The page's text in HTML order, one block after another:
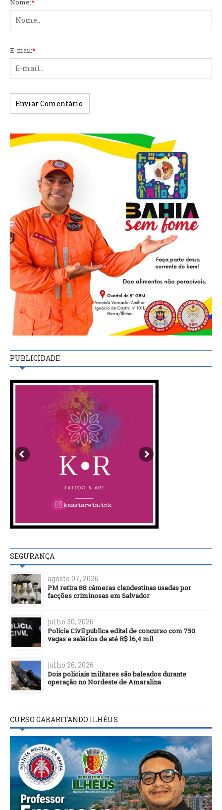
Nome:*
E-mail:*
PUBLICIDADE
SEGURANÇA
agosto 07, 2026
PM retira 88 câmeras clandestinas usadas por
facções criminosas em Salvador
julho 30, 2026
Polícia Civil publica edital de concurso com 750
vagas e salários de até R$ 16,4 mil
julho 26, 2026
Dois policiais militares são baleados durante
operação no Nordeste de Amaralina
CURSO GABARITANDO ILHÉUS